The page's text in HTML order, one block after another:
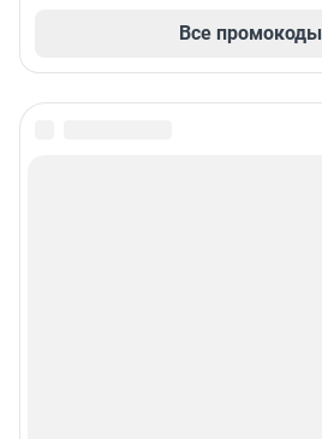
Все промокоды